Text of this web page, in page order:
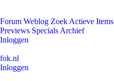
Forum Weblog Zoek Actieve Items
Previews Specials Archief
Inloggen
fok.nl
Inloggen